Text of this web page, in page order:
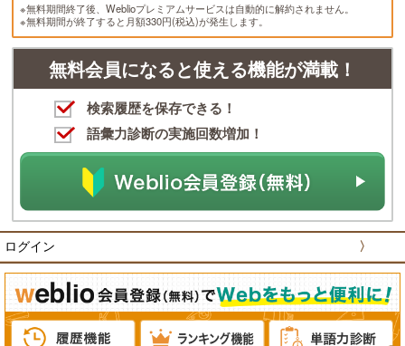
※無料期間終了後、Weblioプレミアムサービスは自動的に解約されません。
※無料期間が終了すると月額330円(税込)が発生します。
無料会員になると使える機能が満載！
検索履歴を保存できる！
語彙力診断の実施回数増加！
ログイン 〉